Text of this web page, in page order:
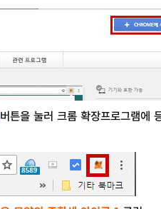
버튼을 눌러 크롬 확장프로그램에